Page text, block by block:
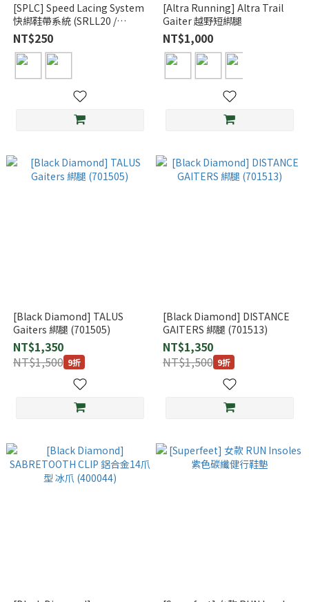
[SPLC] Speed Lacing System
快綁鞋帶系統 (SRLL20 /
SRLL25)
NT$250
[Altra Running] Altra Trail
Gaiter 越野短綁腿
NT$1,000
[Black Diamond] TALUS
Gaiters 綁腿 (701505)
NT$1,350
NT$1,500 9折
[Black Diamond] DISTANCE
GAITERS 綁腿 (701513)
NT$1,350
NT$1,500 9折